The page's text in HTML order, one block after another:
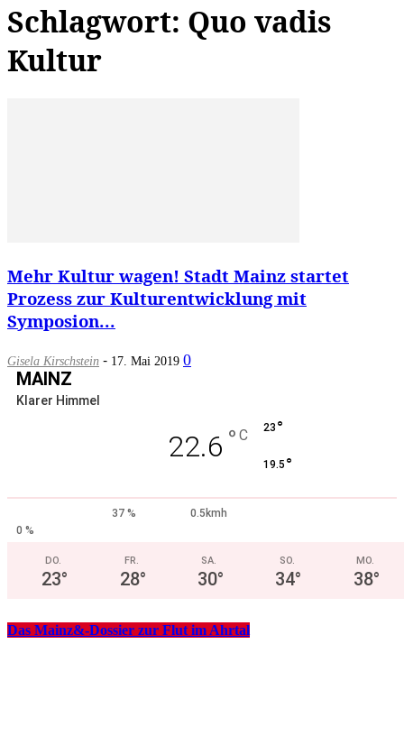
Schlagwort: Quo vadis
Kultur
Mehr Kultur wagen! Stadt Mainz startet
Prozess zur Kulturentwicklung mit
Symposion...
Gisela Kirschstein - 17. Mai 2019 0
MAINZ
Klarer Himmel
22.6 ° C 23 °
19.5 °
37 %
0.5kmh
0 %
DO.
23°
FR.
28°
SA.
30°
SO.
34°
MO.
38°
Das Mainz&-Dossier zur Flut im Ahrtal